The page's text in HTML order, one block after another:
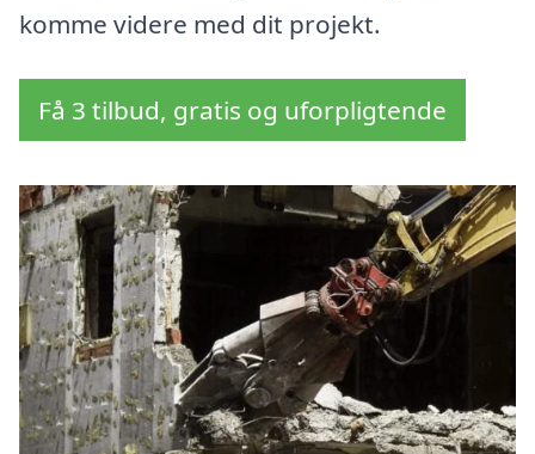
komme videre med dit projekt.
Få 3 tilbud, gratis og uforpligtende